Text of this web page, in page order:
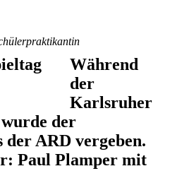
Während
der
Karlsruher
der
ARD vergeben.
Paul Plamper mit